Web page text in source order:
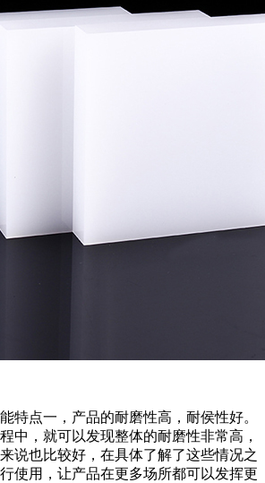
特点一，产品的耐磨性高，耐侯性好。
中，就可以发现整体的耐磨性非常高，
说也比较好，在具体了解了这些情况之
使用，让产品在更多场所都可以发挥更